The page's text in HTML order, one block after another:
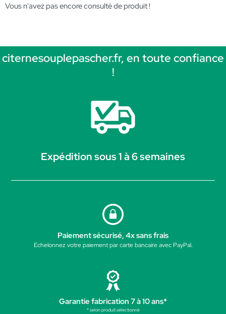
Vous n'avez pas encore consulté de produit !
citernesouplepascher.fr, en toute confiance
!
Expédition sous 1 à 6 semaines
Paiement sécurisé, 4x sans frais
Echelonnez votre paiement par carte bancaire avec PayPal.
Garantie fabrication 7 à 10 ans*
* selon produit sélectionné